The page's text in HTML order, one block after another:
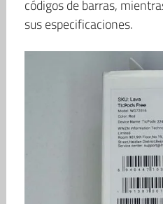
códigos de barras,
sus especificaciones.